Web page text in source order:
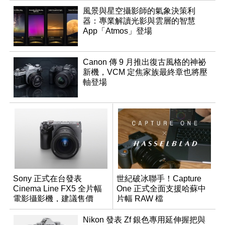
風景與星空攝影師的氣象決策利
器：專業解讀光影與雲層的智慧
App「Atmos」登場
Canon 傳 9 月推出復古風格的神祕
新機，VCM 定焦家族最終章也將壓
軸登場
Sony 正式在台發表
Cinema Line FX5 全片幅
電影攝影機，建議售價
NT$144,980
世紀破冰聯手！Capture
One 正式全面支援哈蘇中
片幅 RAW 檔
Nikon 發表 Zf 銀色專用延伸握把與